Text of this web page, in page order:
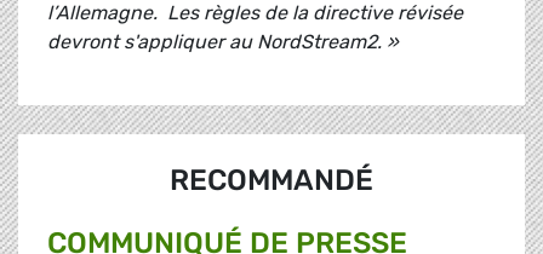
l’Allemagne. Les règles de la directive révisée
devront s'appliquer au NordStream2. »
RECOMMANDÉ
COMMUNIQUÉ DE PRESSE